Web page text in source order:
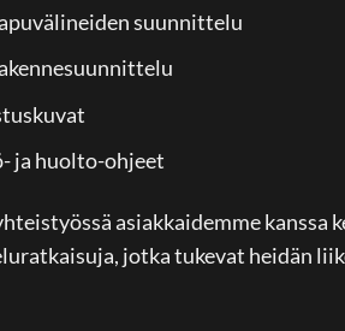
suunnittelu
ja huolto-ohjeet
asiakkaidemme kanssa
jotka tukevat heidän